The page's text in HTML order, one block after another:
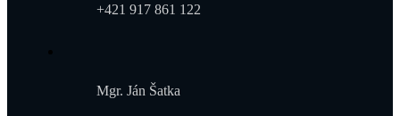
+421 917 861 122
Mgr. Ján Šatka